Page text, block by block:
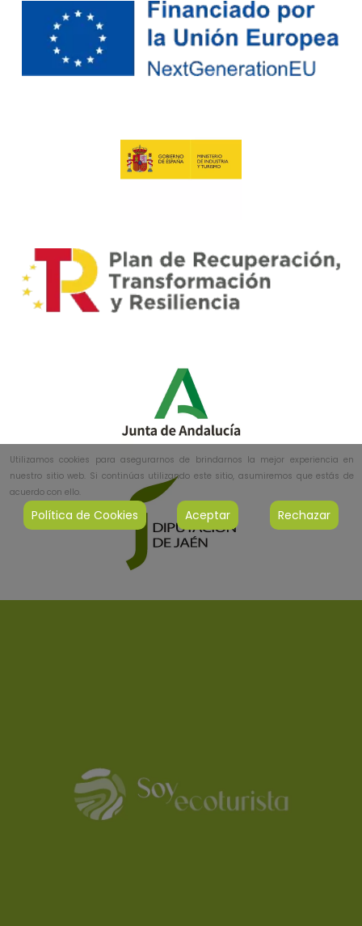
Utilizamos cookies para asegurarnos de brindarnos la mejor experiencia en
nuestro sitio web. Si continúas utilizando este sitio, asumiremos que estás de
acuerdo con ello.
Política de Cookies Aceptar Rechazar